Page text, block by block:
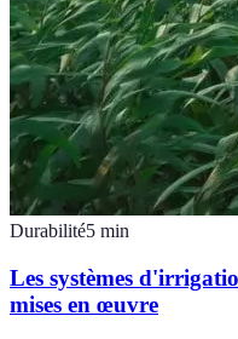
Durabilité5 min
Les systèmes
mises en œuvre